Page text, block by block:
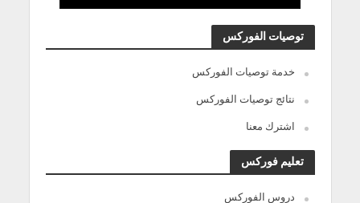
توصيات الفوركس
خدمة توصيات الفوركس
نتائج توصيات الفوركس
اشترك معنا
تعليم فوركس
دروس الفوركس